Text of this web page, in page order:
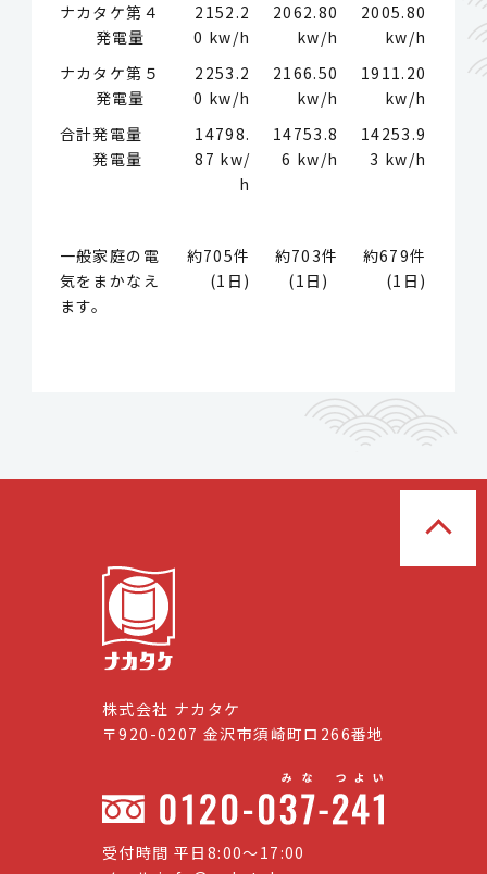
ナカタケ第４
発電量
2152.2
0 kw/h
2062.80
kw/h
2005.80
kw/h
ナカタケ第５
発電量
2253.2
0 kw/h
2166.50
kw/h
1911.20
kw/h
合計発電量
発電量
14798.
87 kw/
h
14753.8
6 kw/h
14253.9
3 kw/h
一般家庭の電
気をまかなえ
ます。
約705件
(1日)
約703件
(1日)
約679件
(1日)
株式会社 ナカタケ
〒920-0207 金沢市須崎町ロ266番地
受付時間 平日8:00〜17:00